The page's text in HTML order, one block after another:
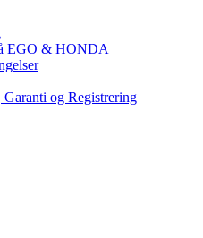
EGO & HONDA
Garanti og Registrering